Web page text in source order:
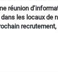
réunion
les locaux de
recrutement,